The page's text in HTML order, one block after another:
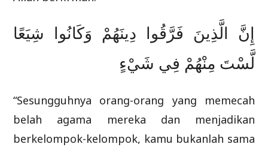
إِنَّ الَّذِينَ فَرَّقُوا دِينَهُمْ وَكَانُوا شِيَعًا
لَّسْتَ مِنْهُمْ فِي شَيْءٍ
“Sesungguhnya orang-orang yang memecah
belah agama mereka dan menjadikan
berkelompok-kelompok, kamu bukanlah sama